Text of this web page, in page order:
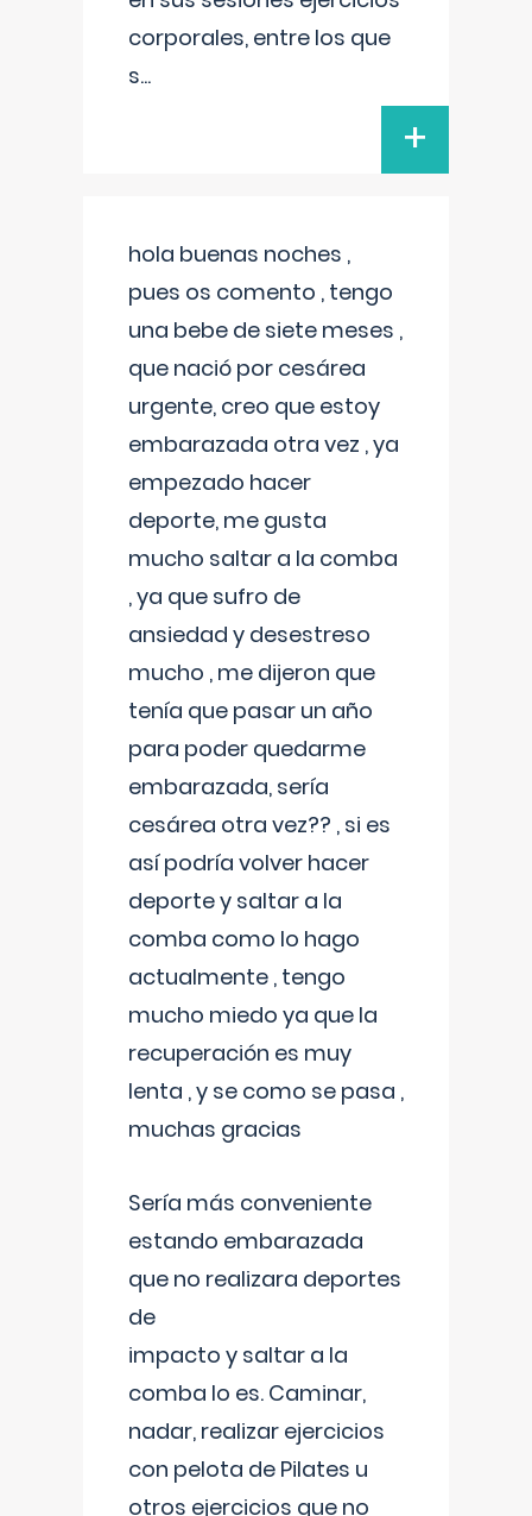
corporales, entre los que
s...
+
hola buenas noches ,
pues os comento , tengo
una bebe de siete meses ,
que nació por cesárea
urgente, creo que estoy
embarazada otra vez , ya
empezado hacer
deporte, me gusta
mucho saltar a la comba
, ya que sufro de
ansiedad y desestreso
mucho , me dijeron que
tenía que pasar un año
para poder quedarme
embarazada, sería
cesárea otra vez?? , si es
así podría volver hacer
deporte y saltar a la
comba como lo hago
actualmente , tengo
mucho miedo ya que la
recuperación es muy
lenta , y se como se pasa ,
muchas gracias
Sería más conveniente
estando embarazada
que no realizara deportes
de
impacto y saltar a la
comba lo es. Caminar,
nadar, realizar ejercicios
con pelota de Pilates u
otros ejercicios que no